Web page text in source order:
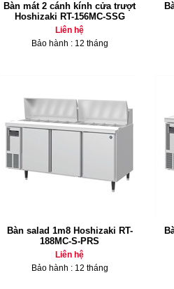
Bàn mát 2 cánh kính cửa trượt
Hoshizaki RT-156MC-SSG
Liên hệ
Bảo hành : 12 tháng
Bàn salad 1m8 Hoshizaki RT-
188MC-S-PRS
Liên hệ
Bảo hành : 12 tháng